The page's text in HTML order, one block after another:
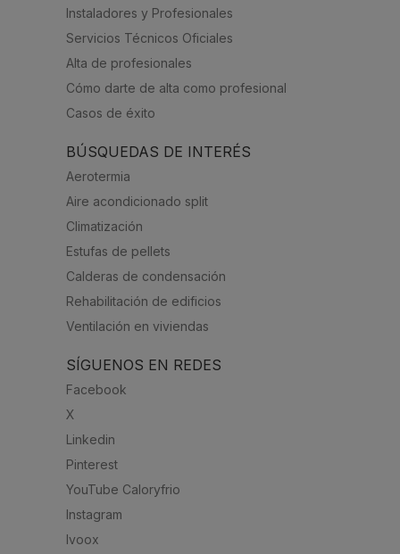
Instaladores y Profesionales
Servicios Técnicos Oficiales
Alta de profesionales
Cómo darte de alta como profesional
Casos de éxito
BÚSQUEDAS DE INTERÉS
Aerotermia
Aire acondicionado split
Climatización
Estufas de pellets
Calderas de condensación
Rehabilitación de edificios
Ventilación en viviendas
SÍGUENOS EN REDES
Facebook
X
Linkedin
Pinterest
YouTube Caloryfrio
Instagram
Ivoox